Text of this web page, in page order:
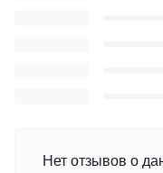
Нет отзывов о